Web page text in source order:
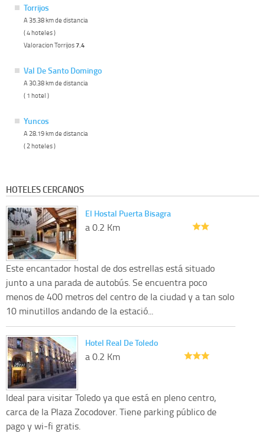
Torrijos
A 35.38 km de distancia
( 4 hoteles )
Valoracion Torrijos7.4
Val De Santo Domingo
A 30.38 km de distancia
( 1 hotel )
Yuncos
A 28.19 km de distancia
( 2 hoteles )
HOTELES CERCANOS
El Hostal Puerta Bisagra
a 0.2 Km
Este encantador hostal de dos estrellas está situado
junto a una parada de autobús. Se encuentra poco
menos de 400 metros del centro de la ciudad y a tan solo
10 minutillos andando de la estació...
Hotel Real De Toledo
a 0.2 Km
Ideal para visitar Toledo ya que está en pleno centro,
carca de la Plaza Zocodover. Tiene parking público de
pago y wi-fi gratis.